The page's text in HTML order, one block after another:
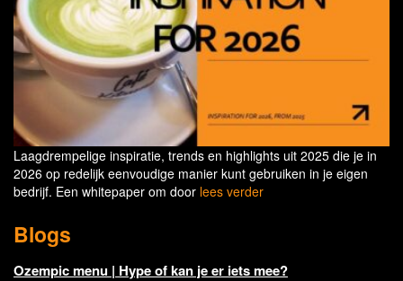
Laagdrempelige inspiratie, trends en highlights uit 2025 die je in
2026 op redelijk eenvoudige manier kunt gebruiken in je eigen
bedrijf. Een whitepaper om door lees verder
Blogs
Ozempic menu | Hype of kan je er iets mee?